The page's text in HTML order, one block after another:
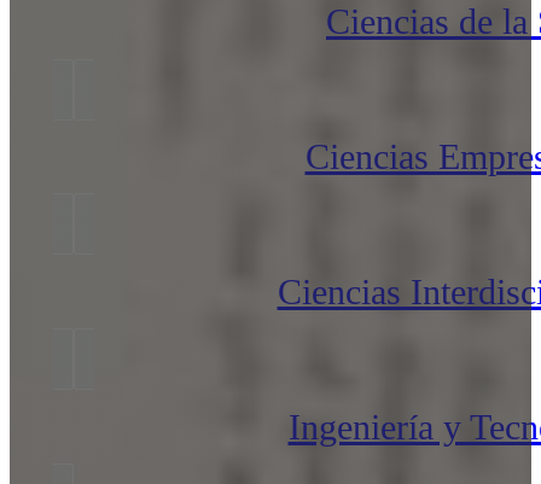
Ciencias de la
Ciencias
Ciencias
Ingeniería y